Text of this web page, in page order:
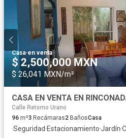
Casa·en venta
$ 2,500,000 MXN
$ 26,041 MXN/m²
CASA EN VENTA EN
Calle Retorno Urano
96 m²3 Recámaras2 BañosCasa
·Seguridad·Estacionamiento·Jardín·